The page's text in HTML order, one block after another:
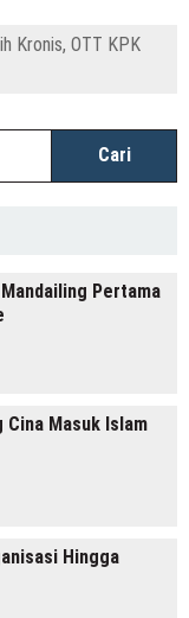
Kronis, OTT KPK
Pertama
Cina Masuk Islam
Hingga